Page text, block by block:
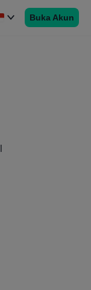
Buka Akun